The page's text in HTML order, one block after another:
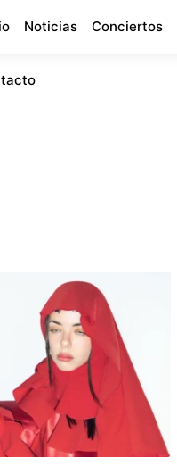
Noticias Conciertos